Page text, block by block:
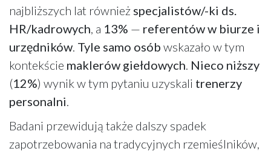
najbliższych lat również specjalistów/-ki ds.
HR/kadrowych, a 13% — referentów w biurze i
urzędników. Tyle samo osób wskazało w tym
kontekście maklerów giełdowych. Nieco niższy
(12%) wynik w tym pytaniu uzyskali trenerzy
personalni.
Badani przewidują także dalszy spadek
zapotrzebowania na tradycyjnych rzemieślników,